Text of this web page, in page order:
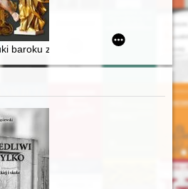
Kazimierzu
baroku ze zbiorów Muzeum